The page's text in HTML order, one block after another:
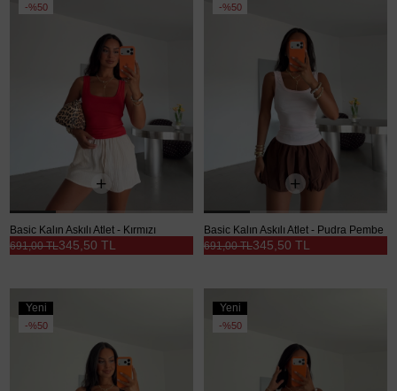
Ürün
%50
Basic Kalın Askılı Atlet - Kırmızı
345,50 TL
691,00 TL
Ürün
%50
Basic Kalın Askılı Atlet - Pudra Pembe
345,50 TL
691,00 TL
Yeni
Ürün
%50
Yeni
Ürün
%50